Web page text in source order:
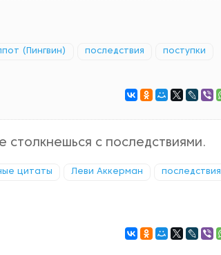
(Пингвин) последствия поступки
столкнешься с последствиями.
цитаты Леви Аккерман последствия